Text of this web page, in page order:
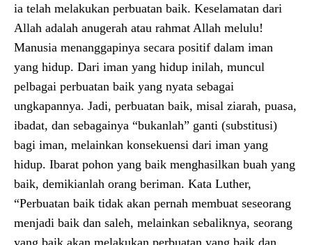
ia telah melakukan perbuatan baik. Keselamatan dari
Allah adalah anugerah atau rahmat Allah melulu!
Manusia menanggapinya secara positif dalam iman
yang hidup. Dari iman yang hidup inilah, muncul
pelbagai perbuatan baik yang nyata sebagai
ungkapannya. Jadi, perbuatan baik, misal ziarah, puasa,
ibadat, dan sebagainya “bukanlah” ganti (substitusi)
bagi iman, melainkan konsekuensi dari iman yang
hidup. Ibarat pohon yang baik menghasilkan buah yang
baik, demikianlah orang beriman. Kata Luther,
“Perbuatan baik tidak akan pernah membuat seseorang
menjadi baik dan saleh, melainkan sebaliknya, seorang
yang baik akan melakukan perbuatan yang baik dan